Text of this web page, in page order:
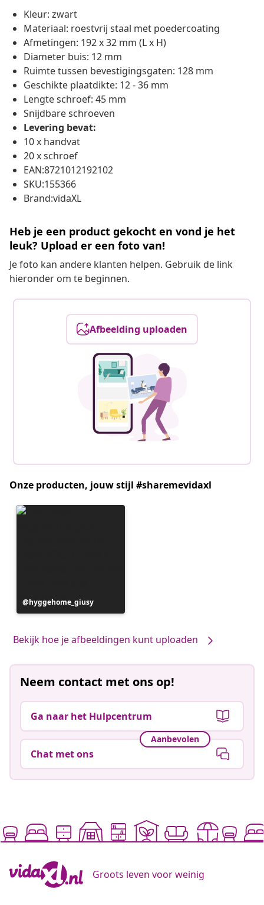
Kleur: zwart
Materiaal: roestvrij staal met poedercoating
Afmetingen: 192 x 32 mm (L x H)
Diameter buis: 12 mm
Ruimte tussen bevestigingsgaten: 128 mm
Geschikte plaatdikte: 12 - 36 mm
Lengte schroef: 45 mm
Snijdbare schroeven
Levering bevat:
10 x handvat
20 x schroef
EAN:8721012192102
SKU:155366
Brand:vidaXL
Heb je een product gekocht en vond je het
leuk? Upload er een foto van!
Je foto kan andere klanten helpen. Gebruik de link
hieronder om te beginnen.
Afbeelding uploaden
Onze producten, jouw stijl #sharemevidaxl
Bericht
gepubliceerd
hyggehome_giusy
Bekijk hoe je afbeeldingen kunt uploaden
Neem contact met ons op!
Ga naar het Hulpcentrum
Aanbevolen
Chat met ons
Groots leven voor weinig